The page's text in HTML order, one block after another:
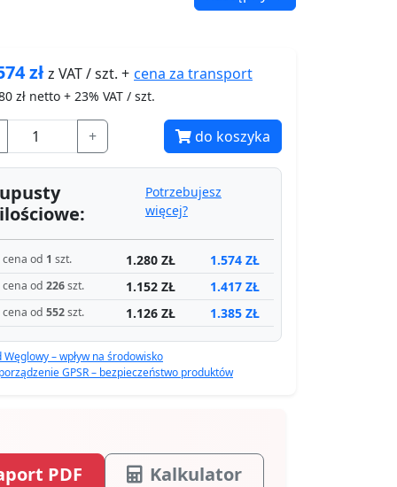
złz VAT / szt. + cena za transport
zł netto + 23% VAT / szt.
+ do koszyka
upusty
ilościowe:
Potrzebujesz
więcej?
cena od 1 szt. 1.280 ZŁ 1.574 ZŁ
cena od 226szt. 1.152 ZŁ 1.417 ZŁ
cena od 552szt. 1.126 ZŁ 1.385 ZŁ
Węglowy – wpływ na środowisko
GPSR – bezpieczeństwo produktów
PDF Kalkulator